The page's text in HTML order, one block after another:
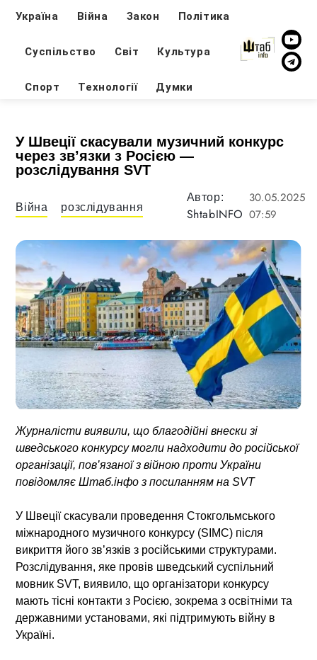
Україна Війна Закон Політика
Суспільство Світ Культура
Спорт Технології Думки
У Швеції скасували музичний конкурс
через зв’язки з Росією —
розслідування SVT
Війна розслідування
Автор:
ShtabINFO
30.05.2025
07:59
Журналісти виявили, що благодійні внески зі
шведського конкурсу могли надходити до російської
організації, пов’язаної з війною проти України
повідомляє Штаб.інфо з посиланням на SVT
У Швеції скасували проведення Стокгольмського
міжнародного музичного конкурсу (SIMC) після
викриття його зв’язків з російськими структурами.
Розслідування, яке провів шведський суспільний
мовник SVT, виявило, що організатори конкурсу
мають тісні контакти з Росією, зокрема з освітніми та
державними установами, які підтримують війну в
Україні.